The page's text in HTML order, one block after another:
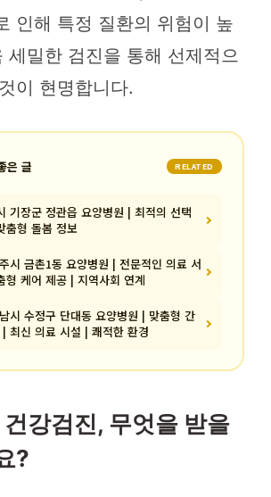
인해 특정 질환의 위험이 높
세밀한 검진을 통해 선제적으
이 현명합니다.
은 글 RELATED
기장군 정관읍 요양병원 | 최적의 선택
춤형 돌봄 정보
시 금촌1동 요양병원 | 전문적인 의료 서
형 케어 제공 | 지역사회 연계
시 수정구 단대동 요양병원 | 맞춤형 간
최신 의료 시설 | 쾌적한 환경
강검진, 무엇을 받을
?